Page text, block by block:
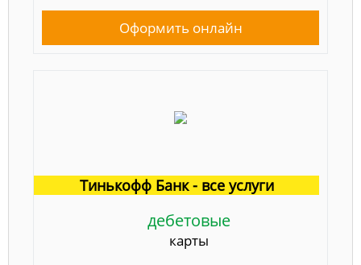
Оформить онлайн
Тинькофф Банк - все услуги
дебетовые
карты